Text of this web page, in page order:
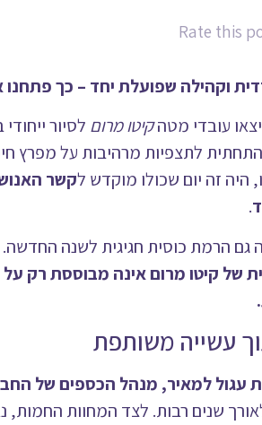
Rate this
וקהילה שפועלת יחד – כך
עובדי מטהקיטו מרום לסיור
לתצפיות מרהיבות על מפרץ
היה זה יום שכולו מוקדש לקשר
.
הרמת כוסית חגיגית לשנה החדשה.
של קיטו מרום אינה מבוססת רק
עשייה משותפת
עגול למאיר, מנהל הכספים של
שנים רבות. לצד המחוות